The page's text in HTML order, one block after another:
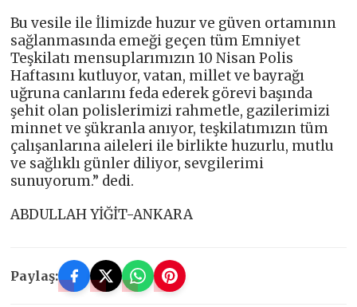
Bu vesile ile İlimizde huzur ve güven ortamının
sağlanmasında emeği geçen tüm Emniyet
Teşkilatı mensuplarımızın 10 Nisan Polis
Haftasını kutluyor, vatan, millet ve bayrağı
uğruna canlarını feda ederek görevi başında
şehit olan polislerimizi rahmetle, gazilerimizi
minnet ve şükranla anıyor, teşkilatımızın tüm
çalışanlarına aileleri ile birlikte huzurlu, mutlu
ve sağlıklı günler diliyor, sevgilerimi
sunuyorum.” dedi.
ABDULLAH YİĞİT-ANKARA
Paylaş: